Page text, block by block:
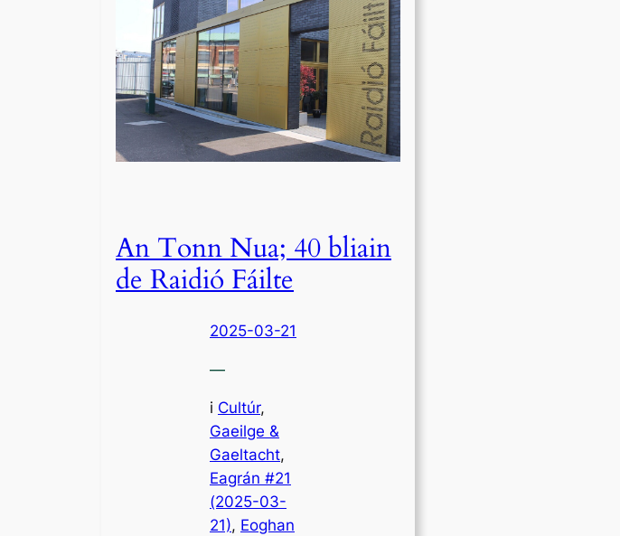
An Tonn Nua; 40 bliain
de Raidió Fáilte
2025-03-21
—
i Cultúr
Gaeilge &
Gaeltacht,
Eagrán #21
(2025-03-
21), Eoghan